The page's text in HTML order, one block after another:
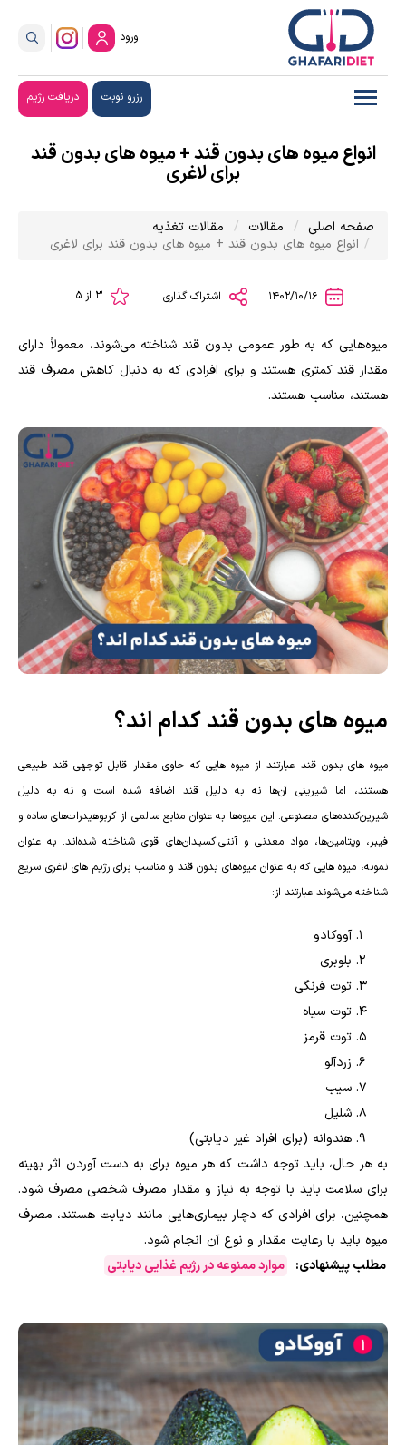
ورود
رزرو نوبت دریافت رژیم
انواع میوه های بدون قند + میوه های بدون قند
برای لاغری
صفحه اصلی مقالات
مقالات تغذیه
انواع میوه های بدون قند + میوه های بدون قند برای لاغری
اشتراک گذاری
میوه‌هایی که به طور عمومی بدون قند شناخته می‌شوند، معمولاً دارای
مقدار قند کمتری هستند و برای افرادی که به دنبال کاهش مصرف قند
هستند، مناسب هستند.
میوه های بدون قند کدام اند؟
میوه های بدون قند عبارتند از میوه هایی که حاوی مقدار قابل توجهی قند طبیعی
هستند، اما شیرینی آن‌ها نه به دلیل قند اضافه شده است و نه به دلیل
شیرین‌کننده‌های مصنوعی. این میوه‌ها به عنوان منابع سالمی از کربوهیدرات‌های ساده و
فیبر، ویتامین‌ها، مواد معدنی و آنتی‌اکسیدان‌های قوی شناخته شده‌اند. به عنوان
نمونه، میوه هایی که به عنوان میوه‌های بدون قند و مناسب برای رژیم های لاغری سریع
شناخته می‌شوند عبارتند از:
آووکادو
بلوبری
توت فرنگی
توت سیاه
توت قرمز
زردآلو
سیب
شلیل
هندوانه (برای افراد غیر دیابتی)
به هر حال، باید توجه داشت که هر میوه برای به دست آوردن اثر بهینه
برای سلامت باید با توجه به نیاز و مقدار مصرف شخصی مصرف شود.
همچنین، برای افرادی که دچار بیماری‌هایی مانند دیابت هستند، مصرف
میوه باید با رعایت مقدار و نوع آن انجام شود.
مطلب پیشنهادی:
موارد ممنوعه در رژیم غذایی دیابتی